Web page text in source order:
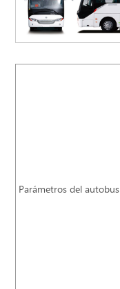
Parámetros del autobus